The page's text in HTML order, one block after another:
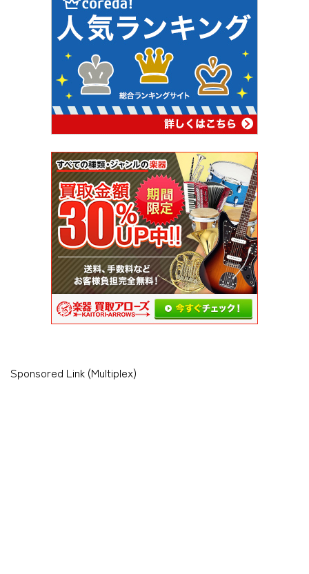
Sponsored Link (Multiplex)